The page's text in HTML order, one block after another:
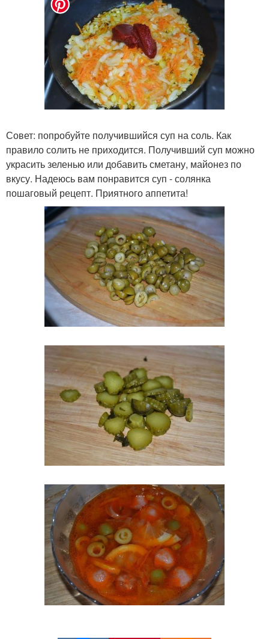
Совет: попробуйте получившийся суп на соль. Как
правило солить не приходится. Получивший суп можно
украсить зеленью или добавить сметану, майонез по
вкусу. Надеюсь вам понравится суп - солянка
пошаговый рецепт. Приятного аппетита!